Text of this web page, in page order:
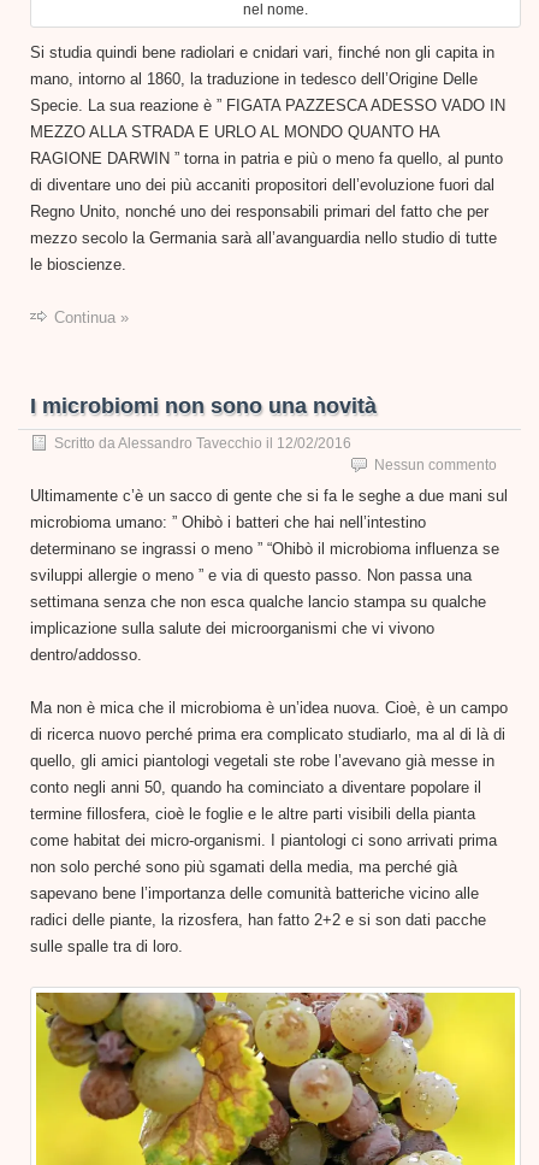
nel nome.
Si studia quindi bene radiolari e cnidari vari, finché non gli capita in
mano, intorno al 1860, la traduzione in tedesco dell’Origine Delle
Specie. La sua reazione è ” FIGATA PAZZESCA ADESSO VADO IN
MEZZO ALLA STRADA E URLO AL MONDO QUANTO HA
RAGIONE DARWIN ” torna in patria e più o meno fa quello, al punto
di diventare uno dei più accaniti propositori dell’evoluzione fuori dal
Regno Unito, nonché uno dei responsabili primari del fatto che per
mezzo secolo la Germania sarà all’avanguardia nello studio di tutte
le bioscienze.
Continua »
I microbiomi non sono una novità
Scritto daAlessandro Tavecchio il 12/02/2016
Nessun commento
Ultimamente c’è un sacco di gente che si fa le seghe a due mani sul
microbioma umano: ” Ohibò i batteri che hai nell’intestino
determinano se ingrassi o meno ” “Ohibò il microbioma influenza se
sviluppi allergie o meno ” e via di questo passo. Non passa una
settimana senza che non esca qualche lancio stampa su qualche
implicazione sulla salute dei microorganismi che vi vivono
dentro/addosso.
Ma non è mica che il microbioma è un’idea nuova. Cioè, è un campo
di ricerca nuovo perché prima era complicato studiarlo, ma al di là di
quello, gli amici piantologi vegetali ste robe l’avevano già messe in
conto negli anni 50, quando ha cominciato a diventare popolare il
termine fillosfera, cioè le foglie e le altre parti visibili della pianta
come habitat dei micro-organismi. I piantologi ci sono arrivati prima
non solo perché sono più sgamati della media, ma perché già
sapevano bene l’importanza delle comunità batteriche vicino alle
radici delle piante, la rizosfera, han fatto 2+2 e si son dati pacche
sulle spalle tra di loro.